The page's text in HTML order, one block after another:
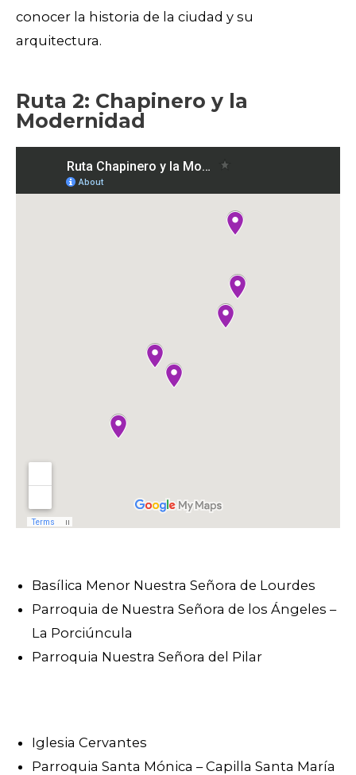
conocer la historia de la ciudad y su
arquitectura.
Ruta 2: Chapinero y la
Modernidad
Basílica Menor Nuestra Señora de Lourdes
Parroquia de Nuestra Señora de los Ángeles –
La Porciúncula
Parroquia Nuestra Señora del Pilar
Iglesia Cervantes
Parroquia Santa Mónica – Capilla Santa María